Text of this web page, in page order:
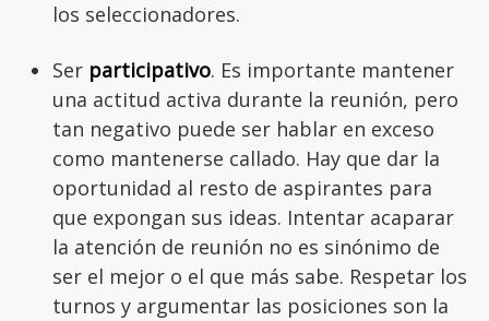
los seleccionadores.
Ser participativo. Es importante mantener
una actitud activa durante la reunión, pero
tan negativo puede ser hablar en exceso
como mantenerse callado. Hay que dar la
oportunidad al resto de aspirantes para
que expongan sus ideas. Intentar acaparar
la atención de reunión no es sinónimo de
ser el mejor o el que más sabe. Respetar los
turnos y argumentar las posiciones son la